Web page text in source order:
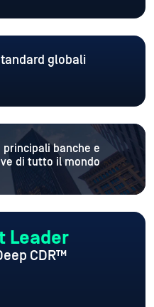
globali
banche e
di tutto il mondo
Leader
CDR™